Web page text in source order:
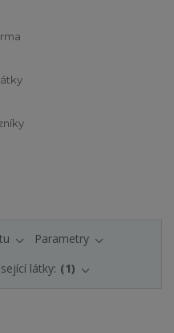
Parametry
látky: 1